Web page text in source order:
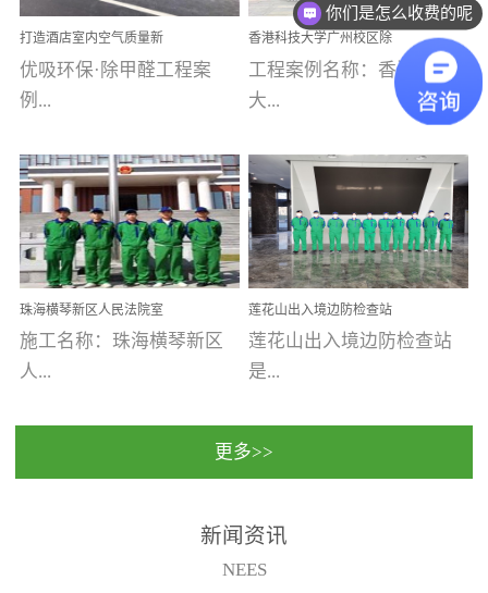
部和全国分支机构生产光
触媒、净醛王、祛味剂等
优吸系列产品，保质保量
完成生产任务，确保全国
求。资质优势团队优势分
支优势优吸环保是一棵正
茁壮成长的树，只要我们
人人都爱护她、珍惜她、
她将越来越枝繁叶茂，终
将会成为一棵参天大树！
优吸环保截止2020年拥有
全国600家网点分支机构。
为深圳安居集团旗下城...
南沙珠江湾江门市蓬江区
禾...
打造酒店室内空气质量新
标杆——优吸环保·标杆之
作：东莞美豪雅致酒店室
内空气治理工程纪实
优吸环保·除甲醛工程案
例...
【东莞美豪雅致酒店】室
内空气治理项目东莞美豪
雅致酒店 东莞美豪雅
致酒店是为中高端人士...
香港科技大学广州校区除
甲醛项目圆满完成
工程案例名称：香港科技
大...
学广州校区室内空气治
理 工程案例地址：广
州南沙区·香港科技大学(广
州)校区 工程案...
珠海横琴新区人民法院室
内除甲醛空气治理项目
施工名称：珠海横琴新区
人...
民法院室内除甲醛空气治
保施工日期：2020年1月珠
莲花山出入境边防检查站
室内除甲醛空气治理项目
莲花山出入境边防检查站
是...
国家通过设在对外开放口
（及各出入境边防检查
更多>>
新闻资讯
NEES
现在有优惠活动吗